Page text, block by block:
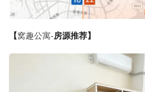
【 窝趣公寓-房源推荐】